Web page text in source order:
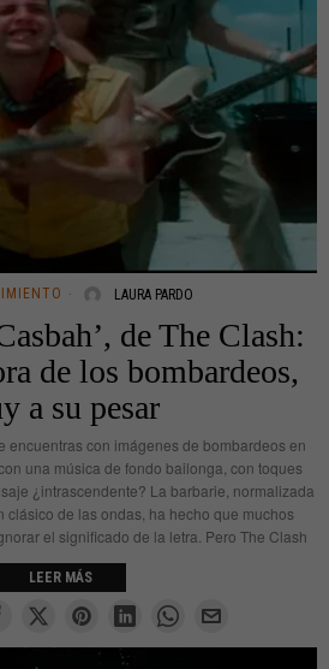
LAURA PARDO
de The Clash:
de los bombardeos,
a su pesar
encuentras con imágenes de bombardeos en
una música de fondo bailonga, con toques
¿intrascendente? La barbarie, normalizada
clásico de las ondas, ha hecho que muchos
el significado de la letra. Pero The Clash
LEER MÁS